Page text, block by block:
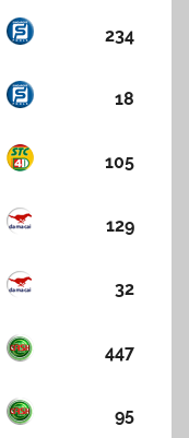
234
18
105
129
32
447
95